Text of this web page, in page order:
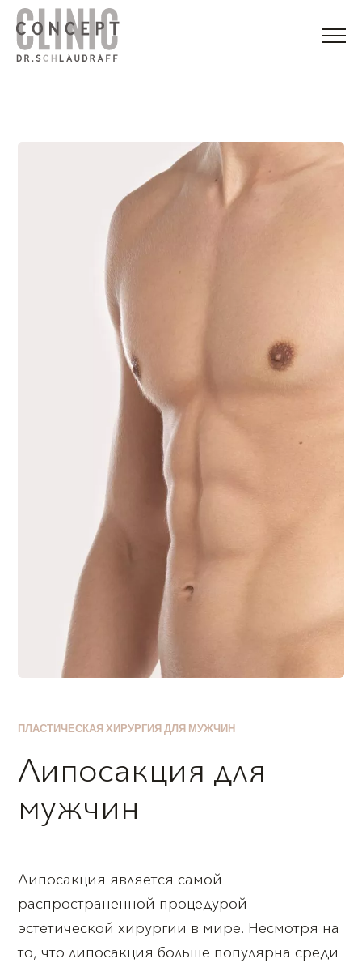
ПЛАСТИЧЕСКАЯ ХИРУРГИЯ ДЛЯ МУЖЧИН
Липосакция для
мужчин
Липосакция является самой
распространенной процедурой
эстетической хирургии в мире. Несмотря на
то, что липосакция больше популярна среди